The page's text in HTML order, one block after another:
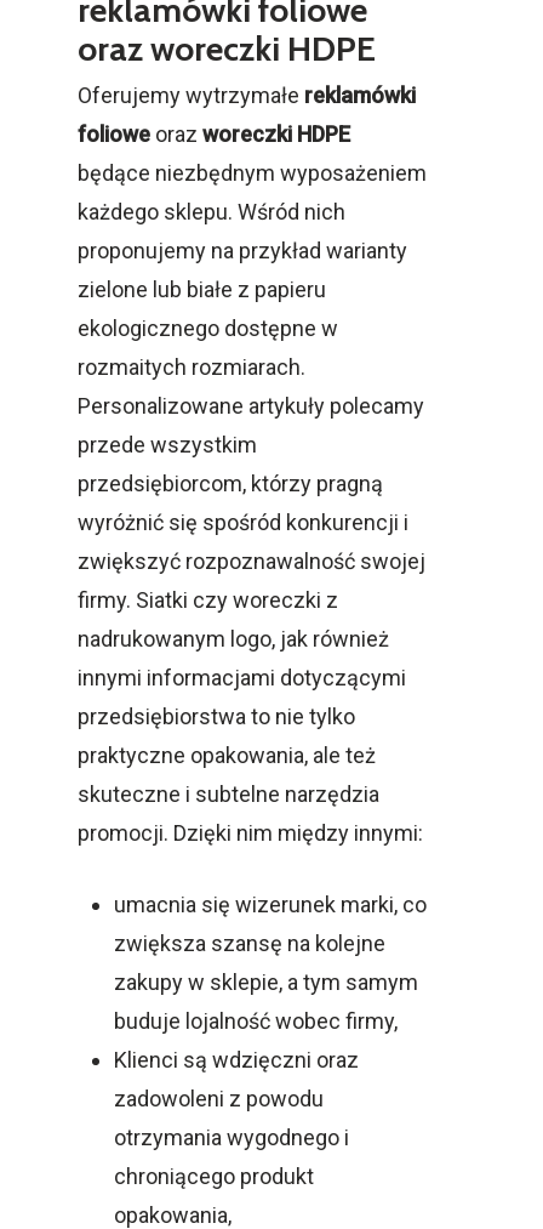
reklamówki foliowe
oraz woreczki HDPE
Oferujemy wytrzymałe reklamówki
foliowe oraz woreczki HDPE
będące niezbędnym wyposażeniem
każdego sklepu. Wśród nich
proponujemy na przykład warianty
zielone lub białe z papieru
ekologicznego dostępne w
rozmaitych rozmiarach.
Personalizowane artykuły polecamy
przede wszystkim
przedsiębiorcom, którzy pragną
wyróżnić się spośród konkurencji i
zwiększyć rozpoznawalność swojej
firmy. Siatki czy woreczki z
nadrukowanym logo, jak również
innymi informacjami dotyczącymi
przedsiębiorstwa to nie tylko
praktyczne opakowania, ale też
skuteczne i subtelne narzędzia
promocji. Dzięki nim między innymi:
umacnia się wizerunek marki, co
zwiększa szansę na kolejne
zakupy w sklepie, a tym samym
buduje lojalność wobec firmy,
Klienci są wdzięczni oraz
zadowoleni z powodu
otrzymania wygodnego i
chroniącego produkt
opakowania,